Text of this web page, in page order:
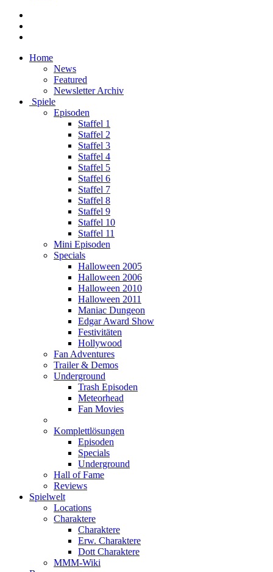
Home
News
Featured
Newsletter Archiv
Spiele
Episoden
Staffel 1
Staffel 2
Staffel 3
Staffel 4
Staffel 5
Staffel 6
Staffel 7
Staffel 8
Staffel 9
Staffel 10
Staffel 11
Mini Episoden
Specials
Halloween 2005
Halloween 2006
Halloween 2010
Halloween 2011
Maniac Dungeon
Edgar Award Show
Festivitäten
Hollywood
Fan Adventures
Trailer & Demos
Underground
Trash Episoden
Meteorhead
Fan Movies
Komplettlösungen
Episoden
Specials
Underground
Hall of Fame
Reviews
Spielwelt
Locations
Charaktere
Charaktere
Erw. Charaktere
Dott Charaktere
MMM-Wiki